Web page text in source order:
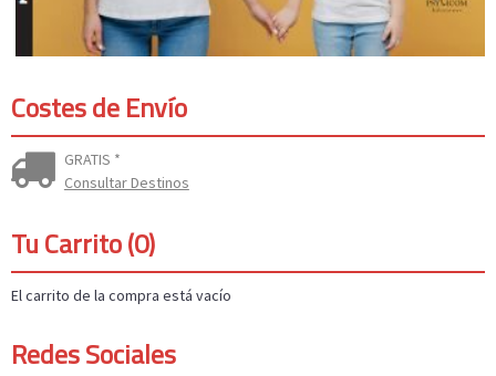
Costes de Envío
GRATIS *
Consultar Destinos
Tu Carrito (0)
El carrito de la compra está vacío
Redes Sociales